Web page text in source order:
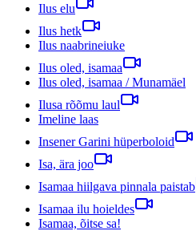
Ilus elu
Ilus hetk
Ilus naabrineiuke
Ilus oled, isamaa
Ilus oled, isamaa / Munamäel
Ilusa rõõmu laul
Imeline laas
Insener Garini hüperboloid
Isa, ära joo
Isamaa hiilgava pinnala paistab
Isamaa ilu hoieldes
Isamaa, õitse sa!